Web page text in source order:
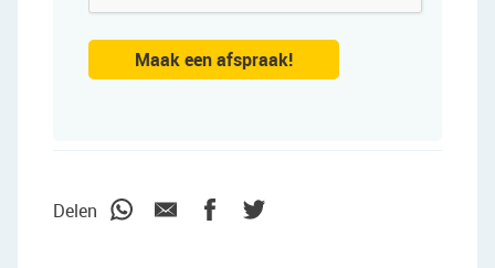
Maak een afspraak!
Delen